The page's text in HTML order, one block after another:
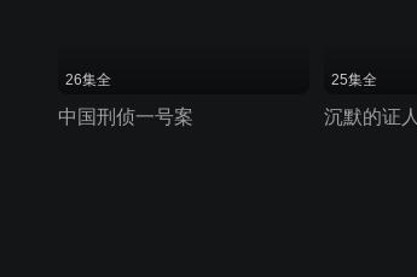
26集全
中国刑侦一号案
25集全
沉默的证人